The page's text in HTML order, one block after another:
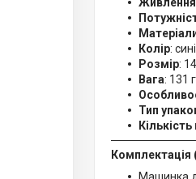
Колір:
Розмір:
Вага: 131 г
Тип